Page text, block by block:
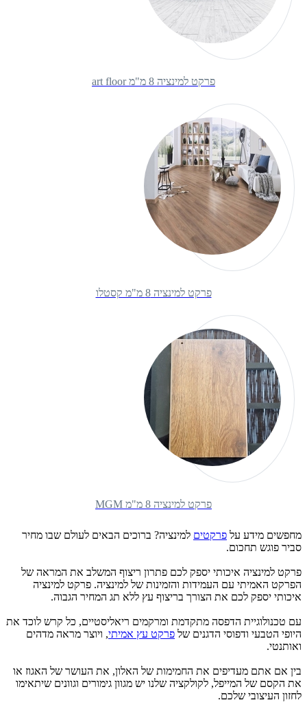
פרקט למינציה 8 מ"מ art floor
פרקט למינציה 8 מ"מ קסטלו
פרקט למינציה 8 מ"מ MGM
מחפשים מידע על פרקטים למינציה? ברוכים הבאים לעולם שבו מחיר
סביר פוגש תחכום.
פרקט למינציה איכותי יספק לכם פתרון ריצוף המשלב את המראה של
הפרקט האמיתי עם העמידות והזמינות של למינציה. פרקט למינציה
איכותי יספק לכם את הצורך בריצוף עץ ללא תג המחיר הגבוה.
עם טכנולוגיית הדפסה מתקדמת ומרקמים ריאליסטיים, כל קרש לוכד את
היופי הטבעי ודפוסי הדגנים של פרקט עץ אמיתי, ויוצר מראה מדהים
ואותנטי.
בין אם אתם מעדיפים את החמימות של האלון, את העושר של האגוז או
את הקסם של המייפל, לקולקציה שלנו יש מגוון גימורים וגוונים שיתאימו
לחזון העיצובי שלכם.